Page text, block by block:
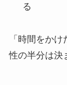
る
「時間をか
性の半分は決